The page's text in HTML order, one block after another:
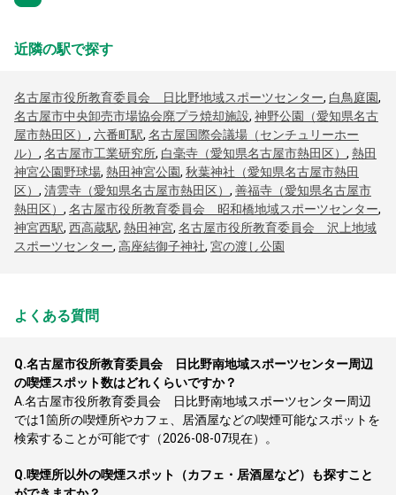
近隣の駅で探す
名古屋市役所教育委員会 日比野地域スポーツセンター, 白鳥庭園,
名古屋市中央卸売市場協会廃プラ焼却施設, 神野公園（愛知県名古
屋市熱田区） , 六番町駅, 名古屋国際会議場（センチュリーホー
ル） , 名古屋市工業研究所, 白毫寺（愛知県名古屋市熱田区） , 熱田
神宮公園野球場, 熱田神宮公園, 秋葉神社（愛知県名古屋市熱田
区） , 清雲寺（愛知県名古屋市熱田区） , 善福寺（愛知県名古屋市
熱田区） , 名古屋市役所教育委員会 昭和橋地域スポーツセンター,
神宮西駅, 西高蔵駅, 熱田神宮, 名古屋市役所教育委員会 沢上地域
スポーツセンター, 高座結御子神社, 宮の渡し公園
よくある質問
Q.名古屋市役所教育委員会 日比野南地域スポーツセンター周辺
の喫煙スポット数はどれくらいですか？
A.名古屋市役所教育委員会 日比野南地域スポーツセンター周辺
では1箇所の喫煙所やカフェ、居酒屋などの喫煙可能なスポットを
検索することが可能です（2026-08-07現在）。
Q.喫煙所以外の喫煙スポット（カフェ・居酒屋など）も探すこと